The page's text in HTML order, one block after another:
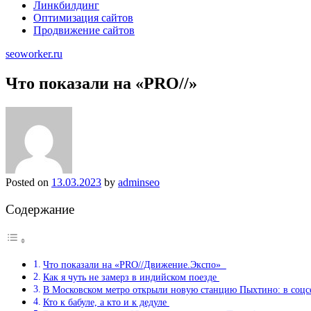
Линкбилдинг
Оптимизация сайтов
Продвижение сайтов
seoworker.ru
Что показали на «PRO//»⁠⁠
Posted on 13.03.2023 by adminseo
Содержание
Что показали на «PRO//Движение.Экспо» ⁠ ⁠
Как я чуть не замерз в индийском поезде⁠ ⁠
В Московском метро открыли новую станцию Пыхтино: в
Кто к бабуле, а кто и к дедуле⁠ ⁠